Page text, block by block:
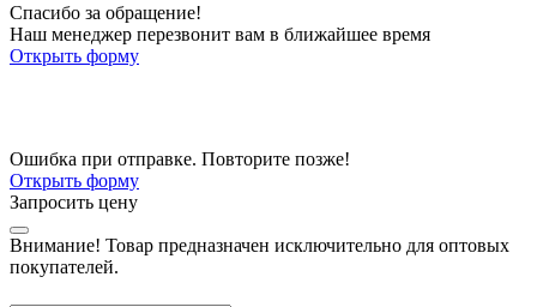
Спасибо за обращение!
Наш менеджер перезвонит вам в ближайшее время
Открыть форму
Ошибка при отправке. Повторите позже!
Открыть форму
Запросить цену
Внимание! Товар предназначен исключительно для оптовых
покупателей.